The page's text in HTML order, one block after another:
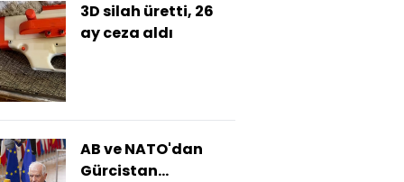
3D silah üretti, 26
ay ceza aldı
AB ve NATO'dan
Gürcistan